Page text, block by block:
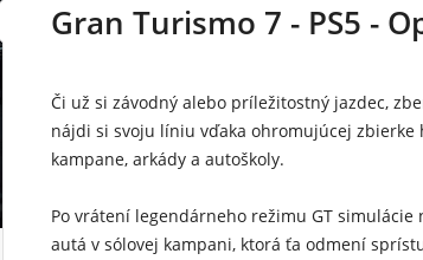
Gran Turismo 7 - PS5 -
Či už si závodný alebo príležitostný jazdec,
nájdi si svoju líniu vďaka ohromujúcej
kampane, arkády a autoškoly.
Po vrátení legendárneho režimu GT
autá v sólovej kampani, ktorá ťa odmení